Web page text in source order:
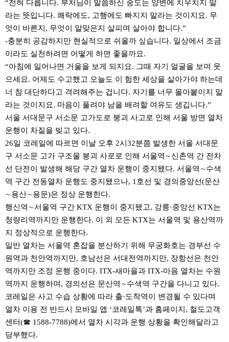
“전혀 다릅니다. 부처님이 말씀하신 중도는 양변에 치우치지 말
라는 뜻입니다. 쾌락에도, 고행에도 빠지지 말라는 것이지요. 무
엇이 바른지, 무엇이 알맞은지 살피며 살아야 합니다.”
-충분히 공감하지만 현실적으로 쉬울까 싶습니다. 일상에서 조금
이라도 실천하려면 어떻게 하면 좋을까요.
“아침에 일어나면 거울을 보게 되지요. 그때 자기 얼굴을 보며 웃
으세요. 어제도 수고했고 오늘도 이 험한 세상을 살아가야 하는데
너 참 대단하다고 격려해주는 겁니다. 자기를 너무 몰아붙이지 말
라는 것이지요. 마음이 풀려야 남을 배려할 여유도 생깁니다.”
서울 서대문구 서소문 고가도로 붕괴 사고로 인해 서울 방면 열차
운행이 차질을 빚고 있다.
26일 코레일에 따르면 이날 오후 2시32분쯤 발생한 서울 서대문
구 서소문 고가 구조물 붕괴 사로로 인해 서울역∼신촌역 간 전차
선 단전이 발생해 해당 구간 열차 운행이 중지됐다. 서울역∼수색
역 구간 전동열차 운행도 중지됐으나, 1호선 및 경의중앙선(문산
∼용산∼용문)은 정상 운행한다.
행신역∼서울역 구간 KTX 운행이 중지됐고, 강릉·중앙선 KTX는
청량리역까지만 운행한다. 이 외 모든 KTX는 서울역 및 용산역까
지 정상적으로 운행한다.
일반 열차는 서울역 혼잡을 분산하기 위해 무궁화호는 경부선 수
원역과 천안역까지만, 호남선은 서대전역까지만, 장항선은 천안
역까지만 조정 운행 중이다. ITX-새마을과 ITX-마음 열차는 수원
역까지 운행하며, 경의선은 문산역∼수색역 구간을 다니고 있다.
코레일은 사고 수습 상황에 따라 출·도착역이 변경될 수 있다며
열차 이용 전 반드시 모바일 앱 ‘코레일톡’과 홈페이지, 철도고객
센터(☎ 1588-7788)에서 열차 시각과 운행 상황을 확인해달라고
당부했다.